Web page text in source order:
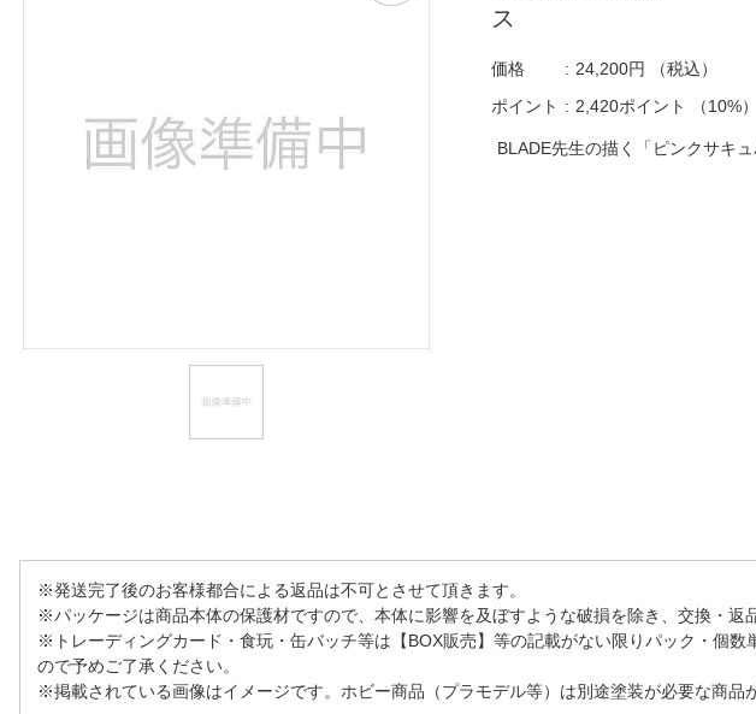
閲覧履歴
お客様サポー
ご利用ガイド
ス
価格 24,200円
（税込）
ポイント
2,420ポイント （10%）
BLADE先生の描く「ピンクサ
※発送完了後のお客様都合による返品は不可とさせて頂きます。
※パッケージは商品本体の保護材ですので、本体に影響を及ぼすような破損を除き、交換・返
※トレーディングカード・食玩・缶バッチ等は【BOX販売】等の記載がない限りパック・個
ので予めご了承ください。
※掲載されている画像はイメージです。ホビー商品（プラモデル等）は別途塗装が必要な商品